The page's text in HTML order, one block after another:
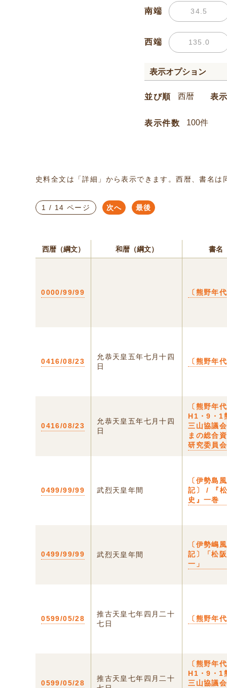
南端
西端
表示オプション
並び順 表
表示件数
史料全文は「詳細」から表示できます。西暦、書名
1 / 14 ページ 次へ 最後
西暦（綱文） 和暦（綱文） 書名
0000/99/99 〔熊野年
0416/08/23
允恭天皇五年七月十四
日
〔熊野年
0416/08/23
允恭天皇五年七月十四
日
〔熊野年
H1・9・1
三山協議
まの総合
研究委員
0499/99/99 武烈天皇年間
〔伊勢島
記〕 / 『
史』一巻
0499/99/99 武烈天皇年間
〔伊勢嶋
記〕「松
一」
0599/05/28
推古天皇七年四月二十
七日
〔熊野年
0599/05/28
推古天皇七年四月二十
〔熊野年
H1・9・1
三山協議